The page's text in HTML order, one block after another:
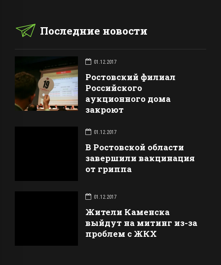
Последние новости
01.12.2017
Ростовский филиал
Российского
аукционного дома
закроют
01.12.2017
В Ростовской области
завершили вакцинация
от гриппа
01.12.2017
Жители Каменска
выйдут на митинг из-за
проблем с ЖКХ